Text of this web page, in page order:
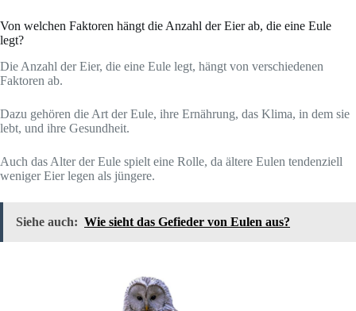
Von welchen Faktoren hängt die Anzahl der Eier ab, die eine Eule
legt?
Die Anzahl der Eier, die eine Eule legt, hängt von verschiedenen
Faktoren ab.
Dazu gehören die Art der Eule, ihre Ernährung, das Klima, in dem sie
lebt, und ihre Gesundheit.
Auch das Alter der Eule spielt eine Rolle, da ältere Eulen tendenziell
weniger Eier legen als jüngere.
Siehe auch: Wie sieht das Gefieder von Eulen aus?